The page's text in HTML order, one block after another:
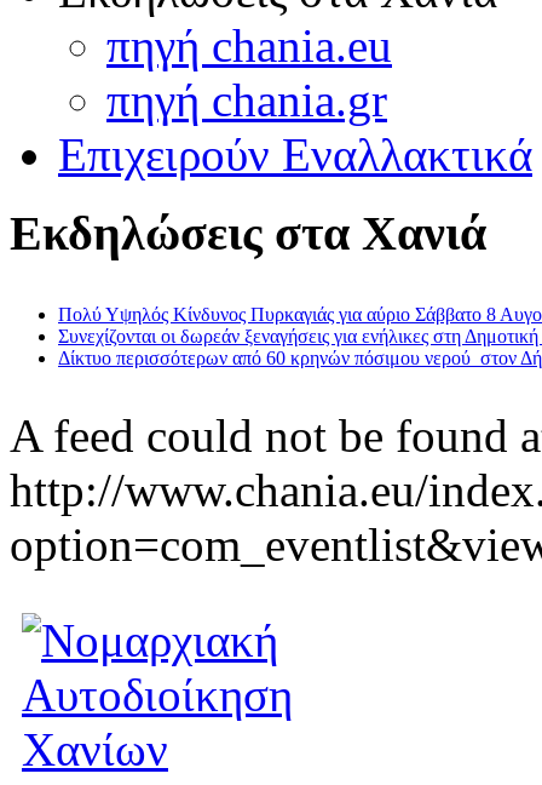
πηγή chania.eu
πηγή chania.gr
Επιχειρούν Εναλλακτικά
Εκδηλώσεις στα Χανιά
Πολύ Υψηλός Κίνδυνος Πυρκαγιάς για αύριο Σάββατο 8
Συνεχίζονται οι δωρεάν ξεναγήσεις για ενήλικες στη
Δίκτυο περισσότερων από 60 κρηνών πόσιμου νερού στον
A feed could not be found
http://www.chania.eu/